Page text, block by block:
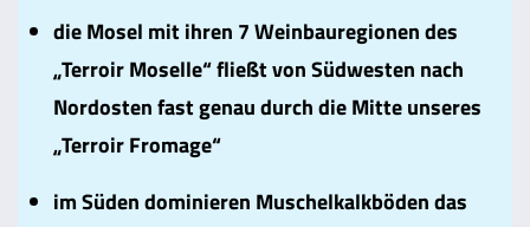
die Mosel mit ihren 7 Weinbauregionen des
„Terroir Moselle“ fließt von Südwesten nach
Nordosten fast genau durch die Mitte unseres
„Terroir Fromage“
im Süden dominieren Muschelkalkböden das